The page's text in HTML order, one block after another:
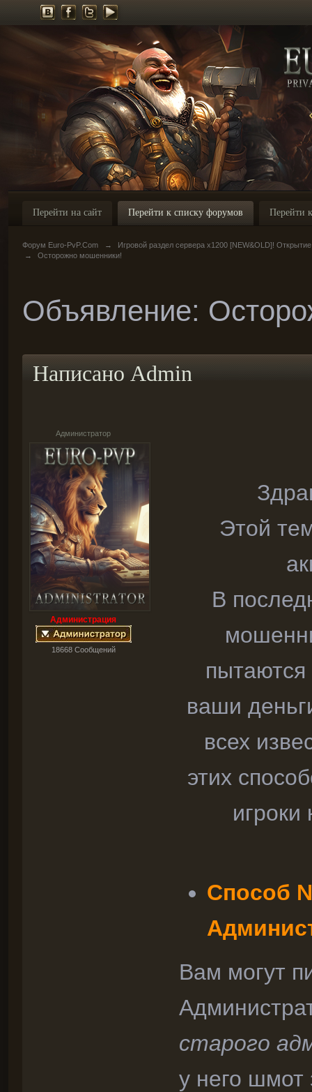
Перейти на сайт Перейти к списку форумов Перейти
Форум Euro-PvP.Com →
Игровой раздел сервера х1200 [NEW&OLD]!
→
Осторожно мошенники!
Объявление:
Написано Admin
Администратор
Администрация
18668 Cообщений
Этой
В
ваши
всех
этих
Способ
Вам могут
старого
у него шмот